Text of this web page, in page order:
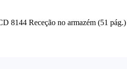
8144 Receção no armazém (51 pág.)